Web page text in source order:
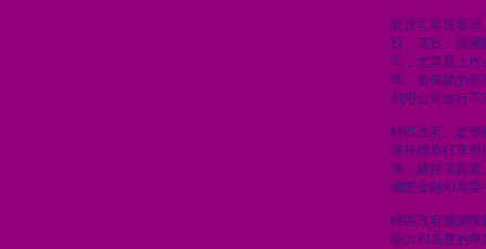
財政司司長表
好、高效、與國
司，尤其是上市
準。壹傳媒的管
利用公司進行不
特區政府、監管
港持續奉行享譽
準，維持高質素
國際金融和商
特區政府感謝陳
能力和高度的專